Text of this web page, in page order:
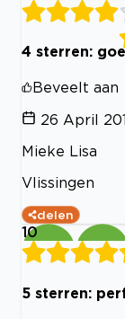
4 sterren:
Beveelt aan
26 April
Mieke Lisa
Vlissingen
delen
10
5 sterren: